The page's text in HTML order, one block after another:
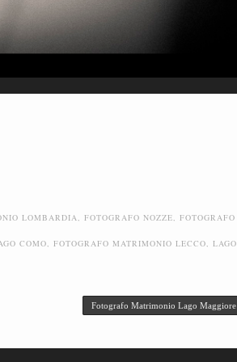
LOMBARDIA, FOTOGRAFO NOZZE, FOTOGRAFO
COMO, FOTOGRAFO MATRIMONIO LECCO, LAGO
Fotografo Matrimonio Lago Maggiore